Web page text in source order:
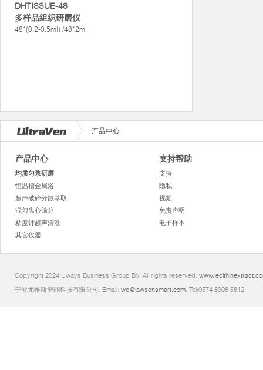
DHTISSUE-48
多样品组织研磨仪
48*(0.2-0.5ml) /48*2ml
产品中心
产品中心
均质匀浆研磨
恒温槽金属浴
超声破碎分散萃取
混匀离心筛分
粘度计超声清洗
其它仪器
支持帮助
支持
隐私
视频
免责声明
电子样本
Copyright 2024 Uways Business Group BV. All rights reserved.
宁波尤维斯智能科技有限公司. Email: wd@lawsonsmart.com. Tel:0574 8908 5812